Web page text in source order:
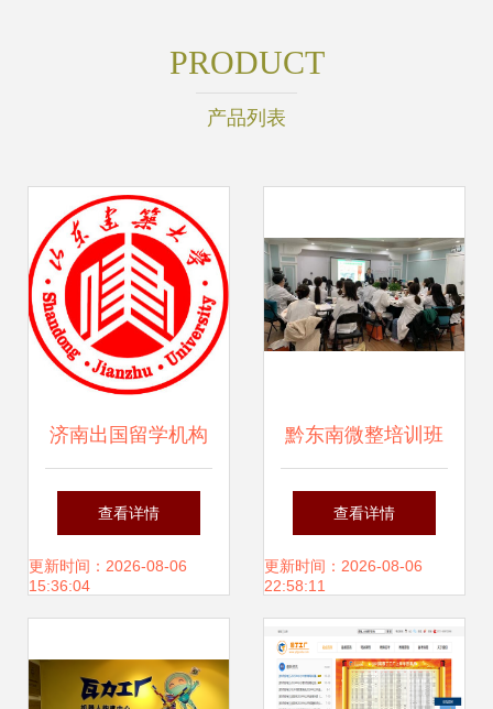
PRODUCT
产品列表
济南出国留学机构
教育咨询服务指南
如何选择最适合你
查看详情
更新时间：2026-08-06
15:36:04
黔东南微整培训班
学费解析 选择正规
教育投资美丽
查看详情
更新时间：2026-08-06
22:58:11